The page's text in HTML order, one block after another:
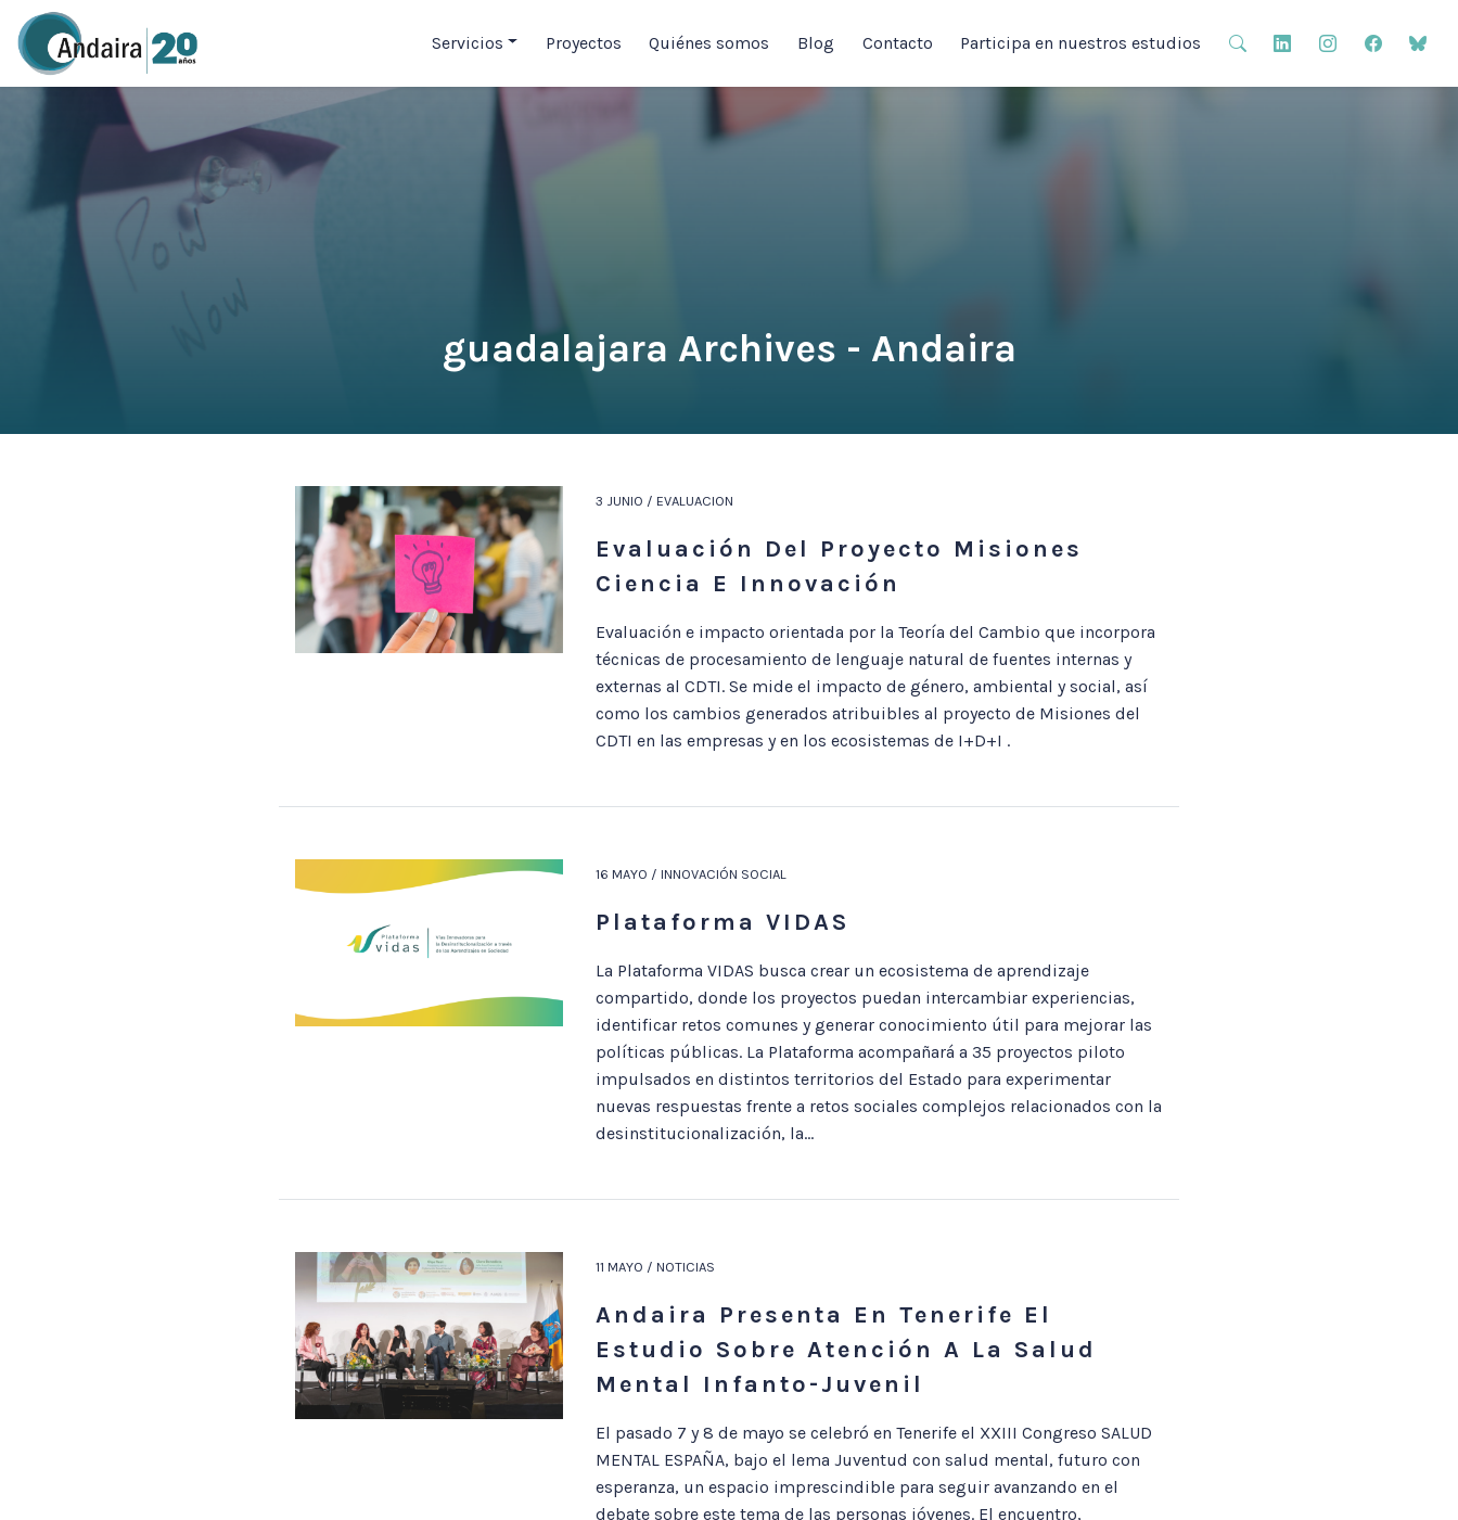
Servicios Proyectos Quiénes somos Blog Contacto Participa en nuestros estudios
guadalajara Archives - Andaira
3 JUNIO / EVALUACION
Evaluación Del Proyecto Misiones
Ciencia E Innovación
Evaluación e impacto orientada por la Teoría del Cambio que incorpora
técnicas de procesamiento de lenguaje natural de fuentes internas y
externas al CDTI. Se mide el impacto de género, ambiental y social, así
como los cambios generados atribuibles al proyecto de Misiones del
CDTI en las empresas y en los ecosistemas de I+D+I .
16 MAYO / INNOVACIÓN SOCIAL
Plataforma VIDAS
La Plataforma VIDAS busca crear un ecosistema de aprendizaje
compartido, donde los proyectos puedan intercambiar experiencias,
identificar retos comunes y generar conocimiento útil para mejorar las
políticas públicas. La Plataforma acompañará a 35 proyectos piloto
impulsados en distintos territorios del Estado para experimentar
nuevas respuestas frente a retos sociales complejos relacionados con la
desinstitucionalización, la...
11 MAYO / NOTICIAS
Andaira Presenta En Tenerife El
Estudio Sobre Atención A La Salud
Mental Infanto-Juvenil
El pasado 7 y 8 de mayo se celebró en Tenerife el XXIII Congreso SALUD
MENTAL ESPAÑA, bajo el lema Juventud con salud mental, futuro con
esperanza, un espacio imprescindible para seguir avanzando en el
debate sobre este tema de las personas jóvenes. El encuentro,